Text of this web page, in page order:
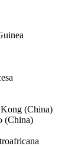
(China)
(China)